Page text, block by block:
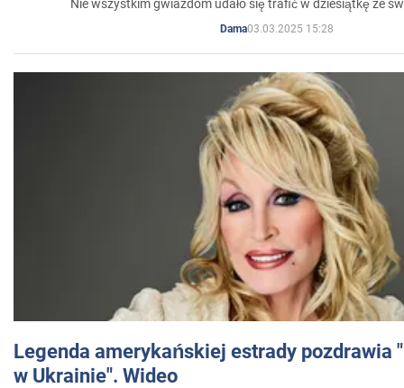
Nie wszystkim gwiazdom udało się trafić w dziesiątkę ze
Dama03.03.2025 15:28
Legenda amerykańskiej estrady pozdrawia
w Ukrainie". Wideo